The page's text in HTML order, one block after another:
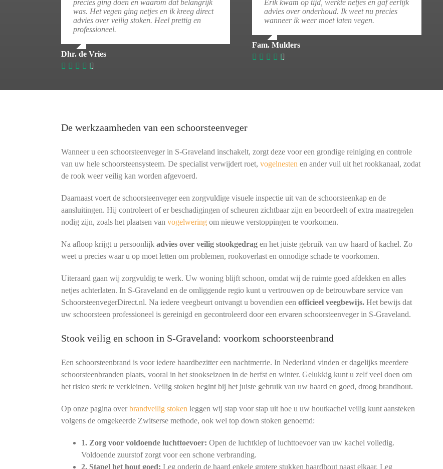
precies ging doen en waarom dat belangrijk
was. Het vegen ging netjes en ik kreeg direct
advies over veilig stoken. Heel prettig en
professioneel.
Dhr. de Vries
Erik kwam op tijd, werkte netjes en gaf eerlijk
advies over onderhoud. Ik weet nu precies
wanneer ik weer moet laten vegen.
Fam. Mulders
De werkzaamheden van een schoorsteenveger
Wanneer u een schoorsteenveger in S-Graveland inschakelt, zorgt deze voor een grondige reiniging en controle
van uw hele schoorsteensysteem. De specialist verwijdert roet, vogelnesten en ander vuil uit het rookkanaal, zodat
de rook weer veilig kan worden afgevoerd.
Daarnaast voert de schoorsteenveger een zorgvuldige visuele inspectie uit van de schoorsteenkap en de
aansluitingen. Hij controleert of er beschadigingen of scheuren zichtbaar zijn en beoordeelt of extra maatregelen
nodig zijn, zoals het plaatsen van vogelweringom nieuwe verstoppingen te voorkomen.
Na afloop krijgt u persoonlijk advies over veilig stookgedragen het juiste gebruik van uw haard of kachel. Zo
weet u precies waar u op moet letten om problemen, rookoverlast en onnodige schade te voorkomen.
Uiteraard gaan wij zorgvuldig te werk. Uw woning blijft schoon, omdat wij de ruimte goed afdekken en alles
netjes achterlaten. In S-Graveland en de omliggende regio kunt u vertrouwen op de betrouwbare service van
SchoorsteenvegerDirect.nl. Na iedere veegbeurt ontvangt u bovendien een officieel veegbewijs. Het bewijs dat
uw schoorsteen professioneel is gereinigd en gecontroleerd door een ervaren schoorsteenveger in S-Graveland.
Stook veilig en schoon in S-Graveland: voorkom schoorsteenbrand
Een schoorsteenbrand is voor iedere haardbezitter een nachtmerrie. In Nederland vinden er dagelijks meerdere
schoorsteenbranden plaats, vooral in het stookseizoen in de herfst en winter. Gelukkig kunt u zelf veel doen om
het risico sterk te verkleinen. Veilig stoken begint bij het juiste gebruik van uw haard en goed, droog brandhout.
Op onze pagina overbrandveilig stoken leggen wij stap voor stap uit hoe u uw houtkachel veilig kunt aansteken
volgens de omgekeerde Zwitserse methode, ook wel top down stoken genoemd:
1. Zorg voor voldoende luchttoevoer: Open de luchtklep of luchttoevoer van uw kachel volledig.
Voldoende zuurstof zorgt voor een schone verbranding.
2. Stapel het hout goed: Leg onderin de haard enkele grotere stukken haardhout naast elkaar. Leg